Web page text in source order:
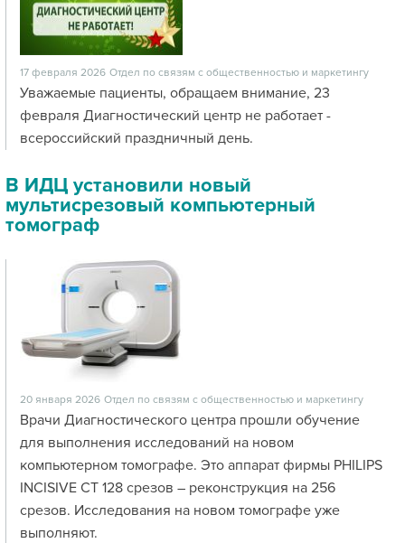
17 февраля 2026 Отдел по связям с общественностью и маркетингу
Уважаемые пациенты, обращаем внимание, 23
февраля Диагностический центр не работает -
всероссийский праздничный день.
В ИДЦ установили новый
мультисрезовый компьютерный
томограф
20 января 2026 Отдел по связям с общественностью и маркетингу
Врачи Диагностического центра прошли обучение
для выполнения исследований на новом
компьютерном томографе. Это аппарат фирмы PHILIPS
INCISIVE CT 128 срезов – реконструкция на 256
срезов. Исследования на новом томографе уже
выполняют.